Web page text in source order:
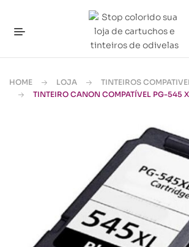
HOME LOJA TINTEIROS
TINTEIRO CANON COMPATÍVEL PG-545